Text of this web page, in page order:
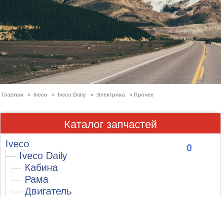
Главная » Iveco » Iveco Daily » Электрика » Прочее
Каталог запчастей
Iveco
--- Iveco Daily
--- Кабина
--- Рама
--- Двигатель
0